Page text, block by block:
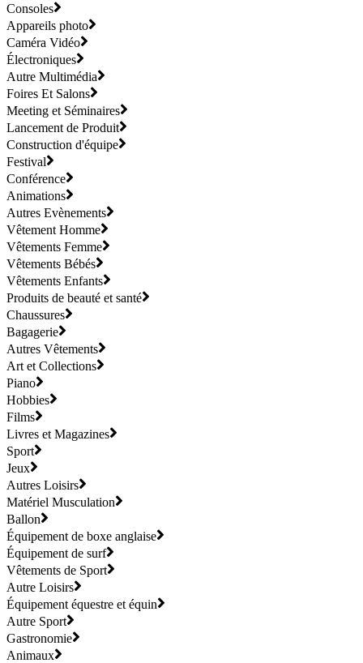
Consoles
Appareils photo
Caméra Vidéo
Électroniques
Autre Multimédia
Foires Et Salons
Meeting et Séminaires
Lancement de Produit
Construction d'équipe
Festival
Conférence
Animations
Autres Evènements
Vêtement Homme
Vêtements Femme
Vêtements Bébés
Vêtements Enfants
Produits de beauté et santé
Chaussures
Bagagerie
Autres Vêtements
Art et Collections
Piano
Hobbies
Films
Livres et Magazines
Sport
Jeux
Autres Loisirs
Matériel Musculation
Ballon
Équipement de boxe anglaise
Équipement de surf
Vêtements de Sport
Autre Loisirs
Équipement équestre et équin
Autre Sport
Gastronomie
Animaux